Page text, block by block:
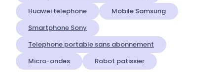
Huawei telephone
Mobile Samsung
Smartphone Sony
Telephone portable sans abonnement
Micro-ondes
Robot patissier